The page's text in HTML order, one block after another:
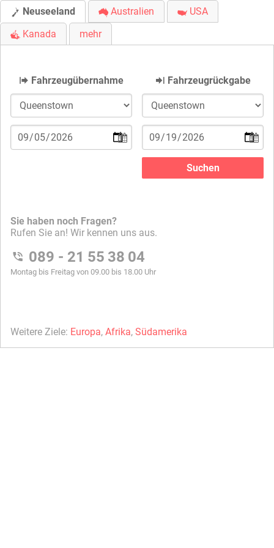
Neuseeland Australien
USA
Kanada
mehr
Fahrzeugübernahme Fahrzeugrückgabe
Sie haben noch Fragen?
Rufen Sie an! Wir kennen uns aus.
089 - 21 55 38 04
Montag bis Freitag von 09.00 bis 18.00 Uhr
Weitere Ziele: Europa, Afrika, Südamerika